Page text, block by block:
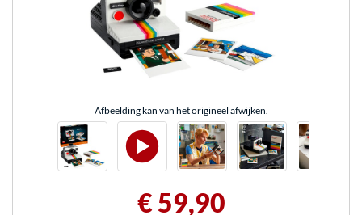
Afbeelding kan van het origineel afwijken.
€ 59,90